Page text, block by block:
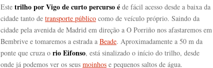
Este trilho por Vigo de curto percurso é de fácil acesso desde a baixa da
cidade tanto de transporte público como de veículo próprio. Saindo da
cidade pela avenida de Madrid em direção a O Porriño nos afastaremos em
Bembrive e tomaremos a estrada a Beade. Aproximadamente a 50 m da
ponte que cruza o rio Eifonso, está sinalizado o início do trilho, desde
onde já podemos ver os seus moinhos e pequenos saltos de água.